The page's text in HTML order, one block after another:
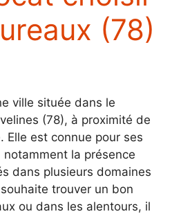
(78)
ville située dans le
(78), à proximité de
Elle est connue pour ses
la présence
dans plusieurs domaines
trouver un bon
ou dans les alentours, il